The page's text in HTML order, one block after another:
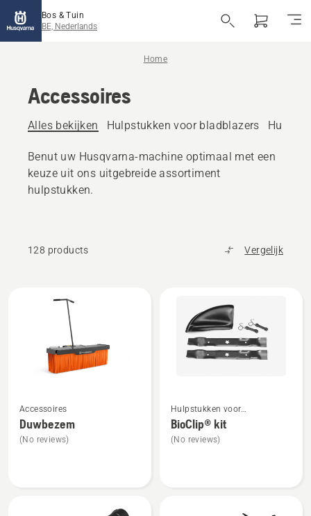
Bos & Tuin
BE, Nederlands
Home
Accessoires
Alles bekijken Hulpstukken voor bladblazers
Benut uw Husqvarna-machine optimaal met een
keuze uit ons uitgebreide assortiment
hulpstukken.
128 products Vergelijk
producten
meer
details
over
Accessoires
Duwbezem
(No reviews)
meer
details
over
Hulpstukken voor
tuintractoren
BioClip® kit
(No reviews)